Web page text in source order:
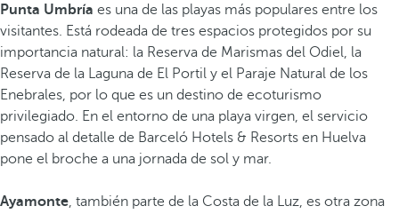
Punta Umbría es una de las playas más populares entre los
visitantes. Está rodeada de tres espacios protegidos por su
importancia natural: la Reserva de Marismas del Odiel, la
Reserva de la Laguna de El Portil y el Paraje Natural de los
Enebrales, por lo que es un destino de ecoturismo
privilegiado. En el entorno de una playa virgen, el servicio
pensado al detalle de Barceló Hotels & Resorts en Huelva
pone el broche a una jornada de sol y mar.
Ayamonte, también parte de la Costa de la Luz, es otra zona